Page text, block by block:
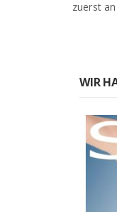
zuerst
WIR